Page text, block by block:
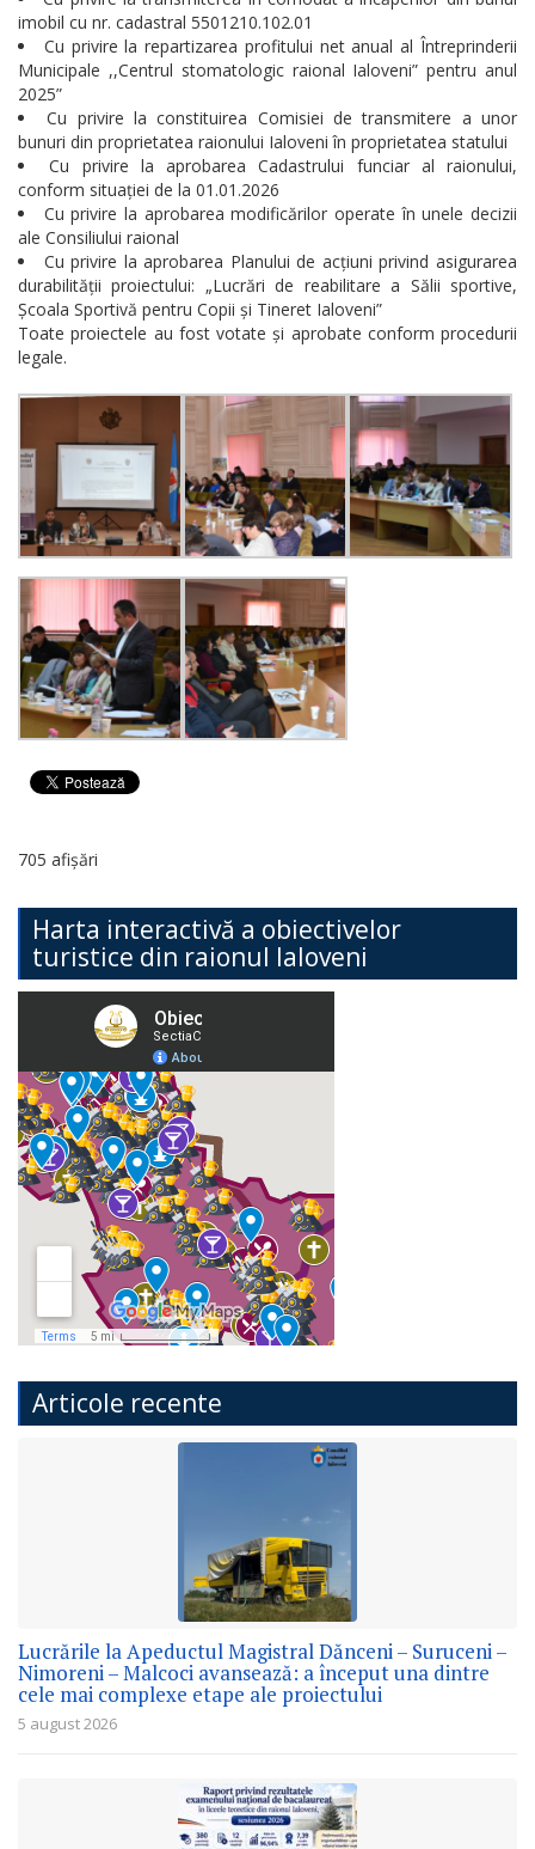
imobil cu nr. cadastral 5501210.102.01
Cu privire la repartizarea profitului net anual al Întreprinderii
Municipale ,,Centrul stomatologic raional Ialoveni” pentru anul
2025”
Cu privire la constituirea Comisiei de transmitere a unor
bunuri din proprietatea raionului Ialoveni în proprietatea statului
Cu privire la aprobarea Cadastrului funciar al raionului,
conform situației de la 01.01.2026
Cu privire la aprobarea modificărilor operate în unele decizii
ale Consiliului raional
Cu privire la aprobarea Planului de acțiuni privind asigurarea
durabilității proiectului: „Lucrări de reabilitare a Sălii sportive,
Școala Sportivă pentru Copii și Tineret Ialoveni”
Toate proiectele au fost votate și aprobate conform procedurii
legale.
705 afișări
Harta interactivă a obiectivelor
turistice din raionul Ialoveni
Articole recente
Lucrările la Apeductul Magistral Dănceni – Suruceni –
Nimoreni – Malcoci avansează: a început una dintre
cele mai complexe etape ale proiectului
5 august 2026